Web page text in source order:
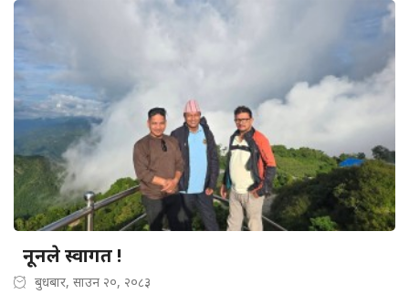
नूनले स्वागत !
बुधबार, साउन २०, २०८३